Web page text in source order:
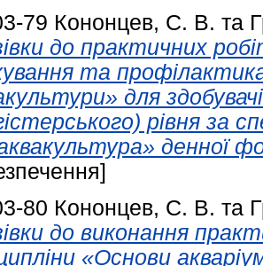
79 Кононцев, С. В. та
до практичних
та
для
рівня за
денної
80 Кононцев, С. В. та
до виконання
«Основи